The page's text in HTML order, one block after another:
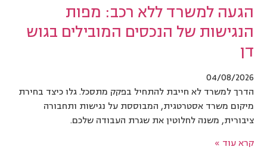
הגעה למשרד ללא רכב: מפות
הנגישות של הנכסים המובילים בגוש
דן
04/08/2026
הדרך למשרד לא חייבת להתחיל בפקק מתסכל. גלו כיצד בחירת
מיקום משרד אסטרטגית, המבוססת על נגישות ותחבורה
ציבורית, משנה לחלוטין את שגרת העבודה שלכם.
קרא עוד »